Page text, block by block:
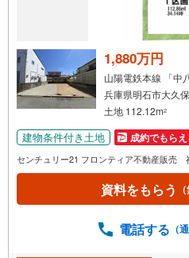
1,880万円
山陽電鉄本線 「中
兵庫県明石市大久
土地 112.12m2
建物条件付き土地 成約でもら
センチュリー21 フロンティア不動産販売
資料をもらう
電話する （